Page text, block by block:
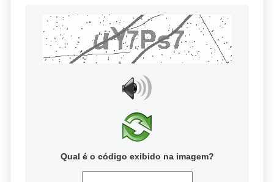
Qual é o código exibido na imagem?